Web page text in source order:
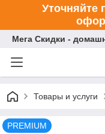
Уточняйте
Мега Скидки -
Товары и услуги
PREMIUM